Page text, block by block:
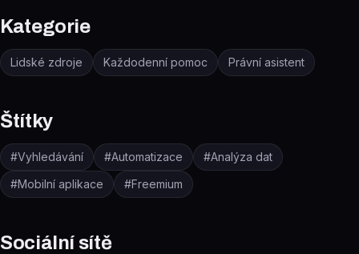
Kategorie
Lidské zdroje Každodenní pomoc Právní asistent
Štítky
#Vyhledávání #Automatizace #Analýza dat
#Mobilní aplikace #Freemium
Sociální sítě